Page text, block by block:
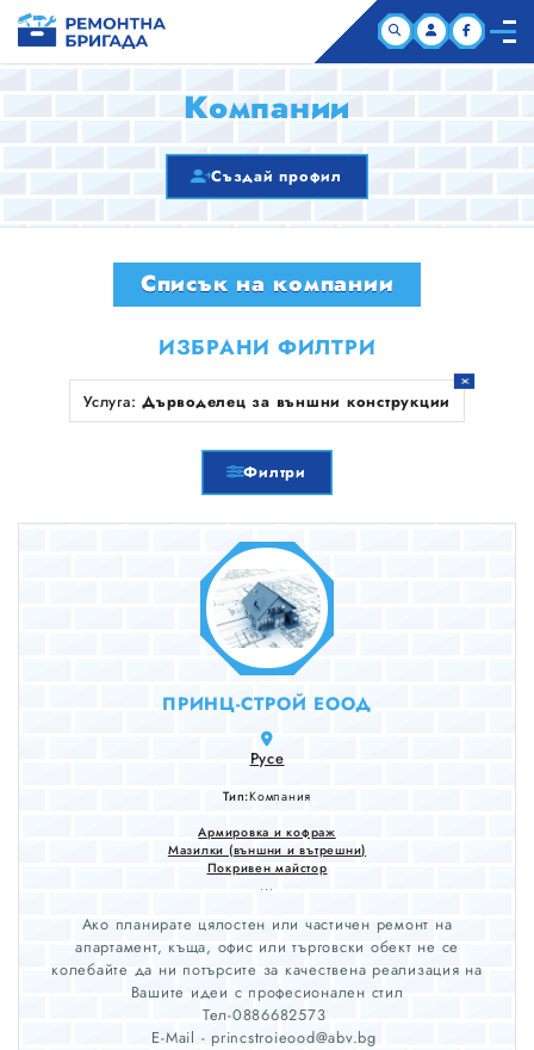
КОМПАНИИ
ЗА НАС
Компании
Създай профил
Списък на компании
ИЗБРАНИ ФИЛТРИ
Услуга: Дърводелец за външни конструкции
Филтри
ПРИНЦ-СТРОЙ ЕООД
Русе
Тип:Компания
Армировка и кофраж
Мазилки (външни и вътрешни)
Покривен майстор
...
Ако планирате цялостен или частичен ремонт на
апартамент, къща, офис или търговски обект не се
колебайте да ни потърсите за качествена реализация на
Вашите идеи с професионален стил
Тел-0886682573
E-Mail - princstroieood@abv.bg